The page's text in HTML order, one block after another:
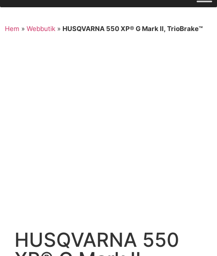
Hem » Webbutik » HUSQVARNA 550 XP® G Mark II, TrioBrake™
HUSQVARNA 550